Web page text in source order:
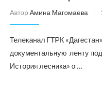
Автор Амина Магомаева
Телеканал ГТРК
документальную ленту
История лесника» о …